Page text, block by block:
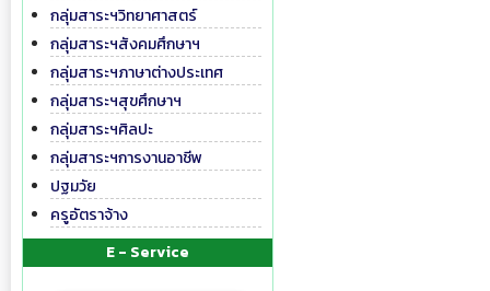
กลุ่มสาระฯวิทยาศาสตร์
กลุ่มสาระฯสังคมศึกษาฯ
กลุ่มสาระฯภาษาต่างประเทศ
กลุ่มสาระฯสุขศึกษาฯ
กลุ่มสาระฯศิลปะ
กลุ่มสาระฯการงานอาชีพ
ปฐมวัย
ครูอัตราจ้าง
E - Service